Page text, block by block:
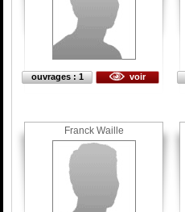
ouvrages : 1 voir
Franck Waille